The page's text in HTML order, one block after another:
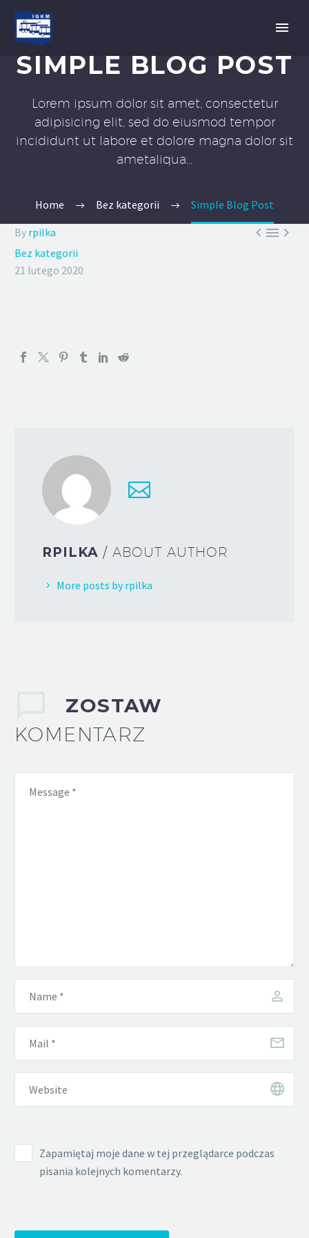
SIMPLE BLOG POST
Lorem ipsum dolor sit amet, consectetur
adipisicing elit, sed do eiusmod tempor
incididunt ut labore et dolore magna dolor sit
ametaliqua...
Home Bez kategorii Simple Blog Post

By rpilka
Bez kategorii
21 lutego 2020
RPILKA / ABOUT AUTHOR
More posts by rpilka
ZOSTAW
KOMENTARZ
Zapamiętaj moje dane w tej przeglądarce podczas
pisania kolejnych komentarzy.